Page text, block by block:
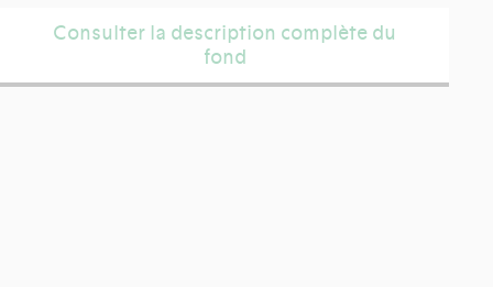
Consulter la description complète du
fond